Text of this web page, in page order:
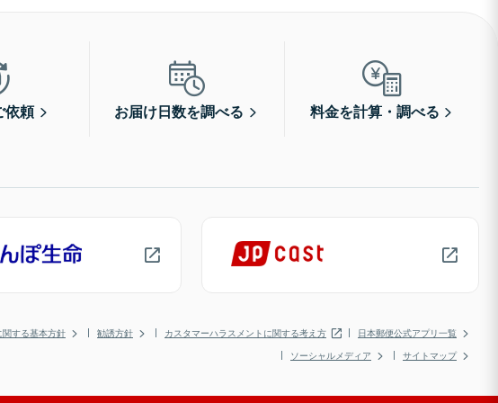
依頼 お届け日数を調べる 料金を計算・調べる
する基本方針 勧誘方針 カスタマーハラスメントに関する考え方
日本郵便公式アプリ一覧
ソーシャルメディア
サイトマップ